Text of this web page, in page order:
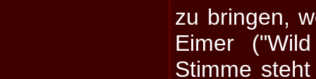
zu bringen,
Eimer
Stimme